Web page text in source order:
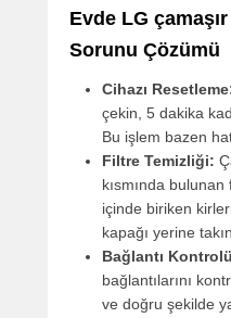
Evde LG
Sorunu Çözümü
Cihazı
çekin, 5 dakika
Bu işlem bazen
Filtre Temizliği:
kısmında bulunan
içinde biriken
kapağı yerine takın.
Bağlantı
bağlantılarını
ve doğru şekilde